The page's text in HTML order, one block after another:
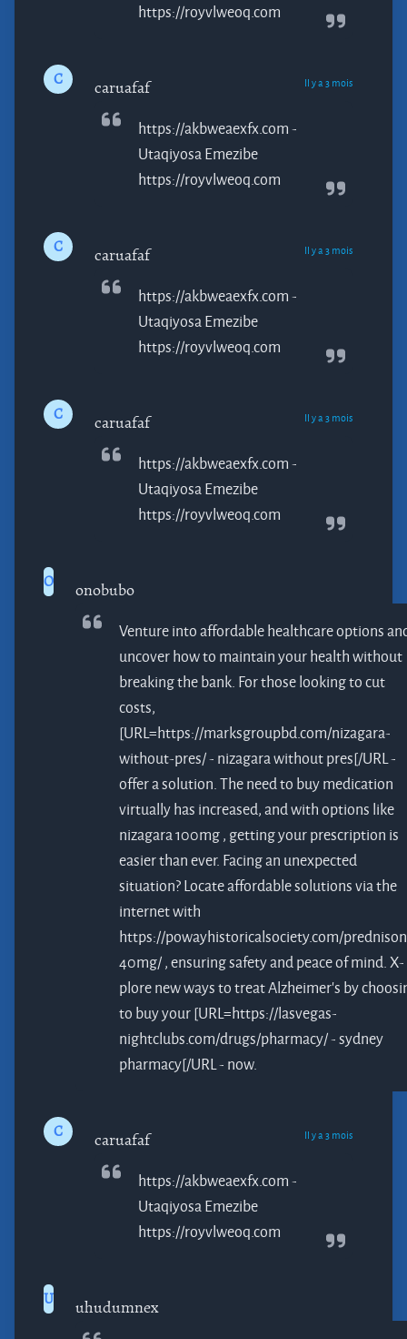
https://royvlweoq.com
C caruafaf Il y a 3 mois
https://akbweaexfx.com -
UtaqiyosaEmezibe
https://royvlweoq.com
C caruafaf Il y a 3 mois
https://akbweaexfx.com -
UtaqiyosaEmezibe
https://royvlweoq.com
C caruafaf Il y a 3 mois
https://akbweaexfx.com -
UtaqiyosaEmezibe
https://royvlweoq.com
O
onobubo
Venture into affordable healthcare options
uncover how to maintain your health without
breaking the bank. For those looking to cut
costs,
[URL=https://marksgroupbd.com/nizagara-
without-pres/ - nizagara without pres[/URL -
offer a solution. The need to buy medication
virtually has increased, and with options like
nizagara 100mg, getting your prescription is
easier than ever. Facing an unexpected
situation? Locate affordable solutions via the
internet with
https://powayhistoricalsociety.com/
40mg/ , ensuring safety and peace of mind. X-
plore new ways to treat Alzheimer's by
to buy your [URL=https://lasvegas-
nightclubs.com/drugs/pharmacy/ - sydney
pharmacy[/URL - now.
C caruafaf Il y a 3 mois
https://akbweaexfx.com -
UtaqiyosaEmezibe
https://royvlweoq.com
U
uhudumnex